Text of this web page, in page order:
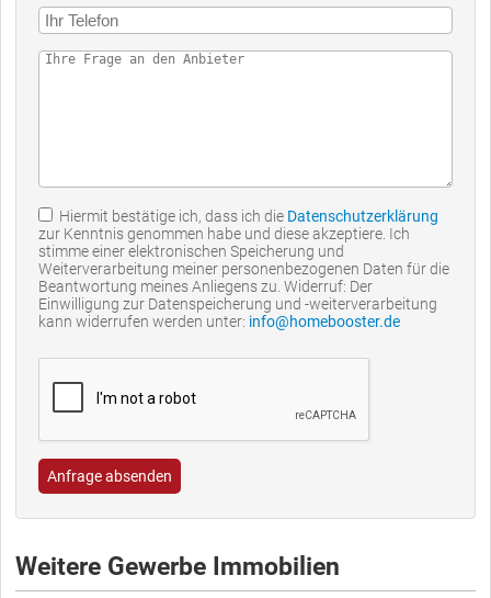
Hiermit bestätige ich, dass ich die Datenschutzerklärung
zur Kenntnis genommen habe und diese akzeptiere. Ich
stimme einer elektronischen Speicherung und
Weiterverarbeitung meiner personenbezogenen Daten für die
Beantwortung meines Anliegens zu. Widerruf: Der
Einwilligung zur Datenspeicherung und -weiterverarbeitung
kann widerrufen werden unter: info@homebooster.de
Anfrage absenden
Weitere Gewerbe Immobilien